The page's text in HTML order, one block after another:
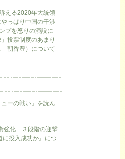
える2020年大統領
っぱり中国の干渉
プを怒りの演説に
投票制度のあまり
朝香豊）について
ーの戦い』を読ん
強化 ３段階の迎撃
に投入成功か』につ